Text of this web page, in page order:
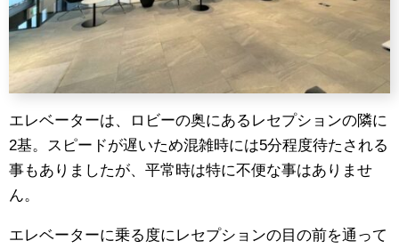
エレベーターは、ロビーの奥にあるレセプションの隣に
2基。スピードが遅いため混雑時には5分程度待たされる
事もありましたが、平常時は特に不便な事はありませ
ん。
エレベーターに乗る度にレセプションの目の前を通って